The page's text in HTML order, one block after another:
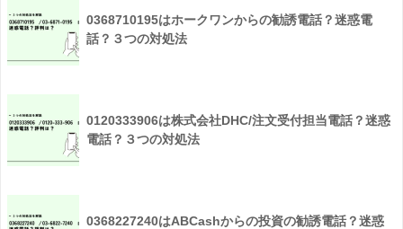
0368710195はホークワンからの勧誘電話？迷惑電
話？３つの対処法
0120333906は株式会社DHC/注文受付担当電話？迷惑
電話？３つの対処法
0368227240はABCashからの投資の勧誘電話？迷惑